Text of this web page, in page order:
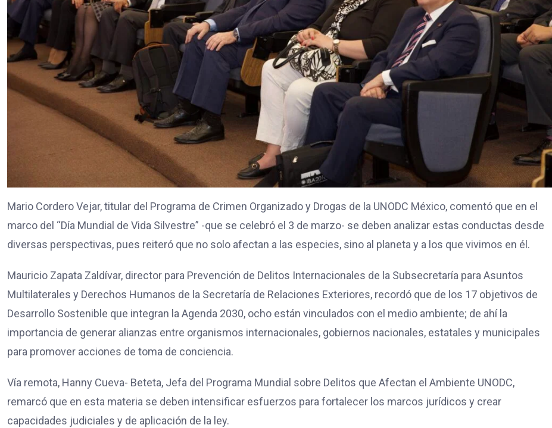
Mario Cordero Vejar, titular del Programa de Crimen Organizado y Drogas de la UNODC México, comentó que en el
marco del “Día Mundial de Vida Silvestre” -que se celebró el 3 de marzo- se deben analizar estas conductas desde
diversas perspectivas, pues reiteró que no solo afectan a las especies, sino al planeta y a los que vivimos en él.
Mauricio Zapata Zaldívar, director para Prevención de Delitos Internacionales de la Subsecretaría para Asuntos
Multilaterales y Derechos Humanos de la Secretaría de Relaciones Exteriores, recordó que de los 17 objetivos de
Desarrollo Sostenible que integran la Agenda 2030, ocho están vinculados con el medio ambiente; de ahí la
importancia de generar alianzas entre organismos internacionales, gobiernos nacionales, estatales y municipales
para promover acciones de toma de conciencia.
Vía remota, Hanny Cueva- Beteta, Jefa del Programa Mundial sobre Delitos que Afectan el Ambiente UNODC,
remarcó que en esta materia se deben intensificar esfuerzos para fortalecer los marcos jurídicos y crear
capacidades judiciales y de aplicación de la ley.